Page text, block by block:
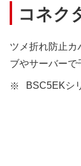
コネク
ツメ折れ防止カ
ブやサーバーで
BSC5EKシ